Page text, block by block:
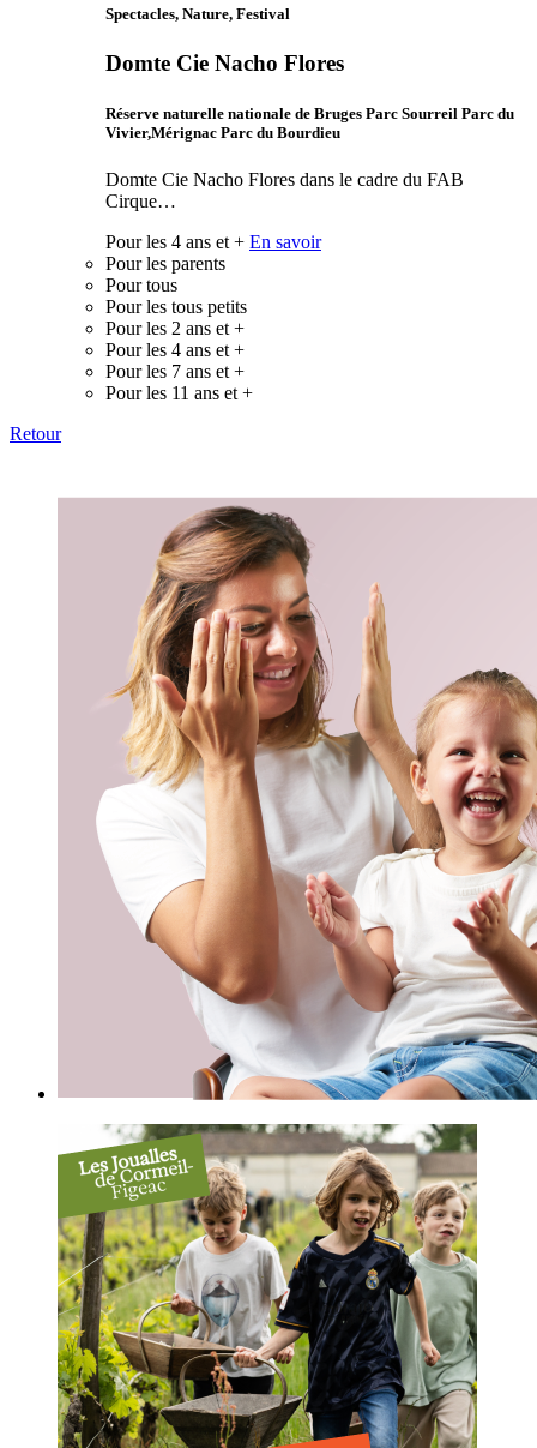
Spectacles, Nature, Festival
Domte Cie Nacho Flores
Réserve naturelle nationale de Bruges Parc Sourreil Parc du
Vivier,Mérignac Parc du Bourdieu
Domte Cie Nacho Flores dans le cadre du FAB
Cirque…
Pour les 4 ans et + En savoir
Pour les parents
Pour tous
Pour les tous petits
Pour les 2 ans et +
Pour les 4 ans et +
Pour les 7 ans et +
Pour les 11 ans et +
Retour